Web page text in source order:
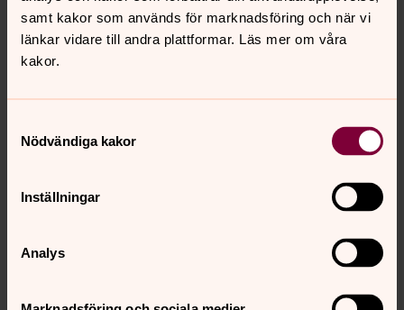
samt kakor som används för marknadsföring och när vi
länkar vidare till andra plattformar. Läs mer om våra
kakor.
Nödvändiga kakor
Inställningar
Analys
Det skall tilläggas att dessa herrar tjänade enormt med
pengar under de år de höll på med sill- och
hummerexport. Redan 1892 satte de in rikstelefoner i
fick telefonnummer 1, Wallentin Nr 2 och
Häller&Odenberg nr. 3. När radioapparaterna kom på
1920-talet blev Carl Wallentin ägare av den första